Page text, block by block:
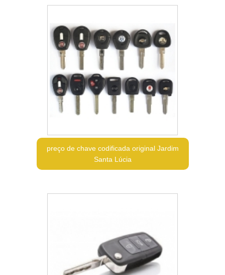
preço de chave codificada original Jardim
Santa Lúcia